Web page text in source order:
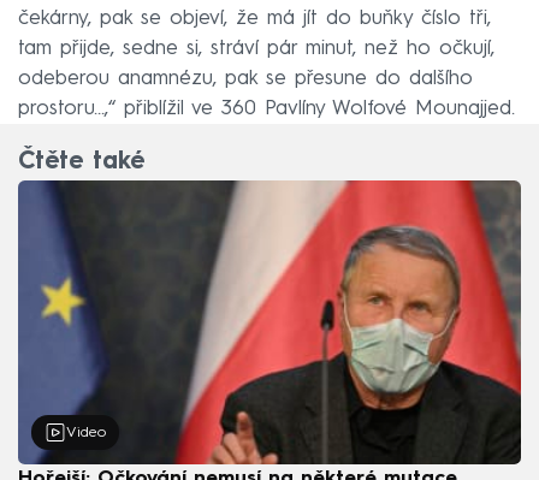
čekárny, pak se objeví, že má jít do buňky číslo tři,
tam přijde, sedne si, stráví pár minut, než ho očkují,
odeberou anamnézu, pak se přesune do dalšího
prostoru…,“ přiblížil ve 360 Pavlíny Wolfové Mounajjed.
Čtěte také
Video